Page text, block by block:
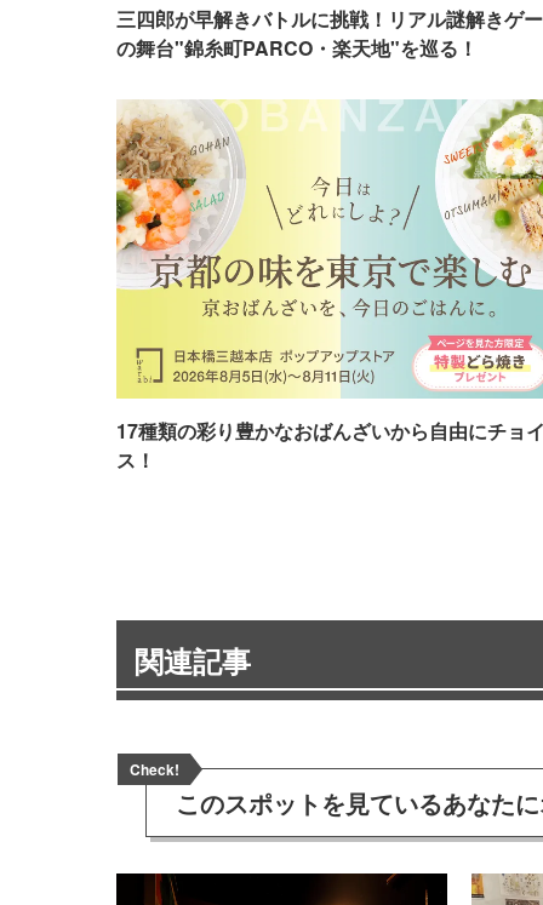
三四郎が早解きバトルに挑戦！リアル謎解きゲ
の舞台"錦糸町PARCO・楽天地"を巡る！
17種類の彩り豊かなおばんざいから自由にチョ
ス！
関連記事
Check!
このスポットを見ているあなた